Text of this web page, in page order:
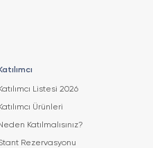
Katılımcı
Katılımcı Listesi 2026
Katılımcı Ürünleri
Neden Katılmalısınız?
Rezervasyonu